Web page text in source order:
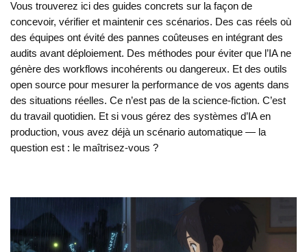
Vous trouverez ici des guides concrets sur la façon de
concevoir, vérifier et maintenir ces scénarios. Des cas réels où
des équipes ont évité des pannes coûteuses en intégrant des
audits avant déploiement. Des méthodes pour éviter que l’IA ne
génère des workflows incohérents ou dangereux. Et des outils
open source pour mesurer la performance de vos agents dans
des situations réelles. Ce n’est pas de la science-fiction. C’est
du travail quotidien. Et si vous gérez des systèmes d’IA en
production, vous avez déjà un scénario automatique — la
question est : le maîtrisez-vous ?